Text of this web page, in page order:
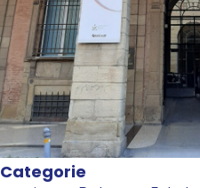
Categorie